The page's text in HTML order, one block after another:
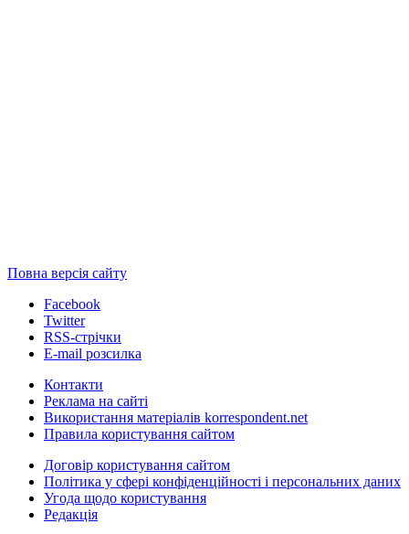
Повна версія сайту
Facebook
Twitter
RSS-стрічки
E-mail розсилка
Контакти
Реклама на сайті
Використання матеріалів korrespondent.net
Правила користування сайтом
Договір користування сайтом
Політика у сфері конфіденційності і персональних даних
Угода щодо користування
Редакція